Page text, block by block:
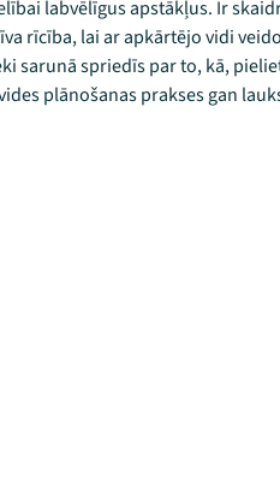
labvēlīgus apstākļus. Ir
rīcība, lai ar apkārtējo vidi
sarunā spriedīs par to, kā,
plānošanas prakses gan